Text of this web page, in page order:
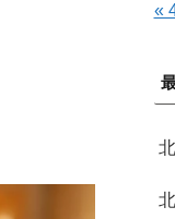
«